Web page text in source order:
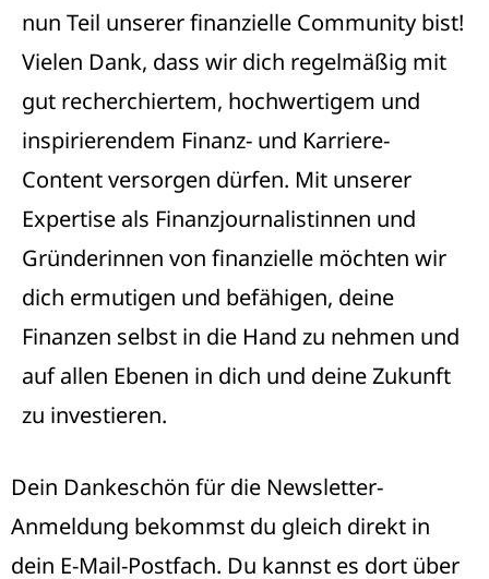
nun Teil unserer finanzielle Community bist!
Vielen Dank, dass wir dich regelmäßig mit
gut recherchiertem, hochwertigem und
inspirierendem Finanz- und Karriere-
Content versorgen dürfen. Mit unserer
Expertise als Finanzjournalistinnen und
Gründerinnen von finanzielle möchten wir
dich ermutigen und befähigen, deine
Finanzen selbst in die Hand zu nehmen und
auf allen Ebenen in dich und deine Zukunft
zu investieren.
Dein Dankeschön für die Newsletter-
Anmeldung bekommst du gleich direkt in
dein E-Mail-Postfach. Du kannst es dort über